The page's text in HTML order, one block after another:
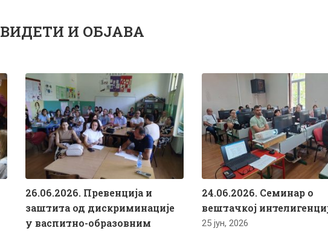
И ОБЈАВА
26.06.2026. Превенција и
заштита од дискриминације
у васпитно-образовним
24.06.2026. Семинар о
вештачкој
25 јун, 2026